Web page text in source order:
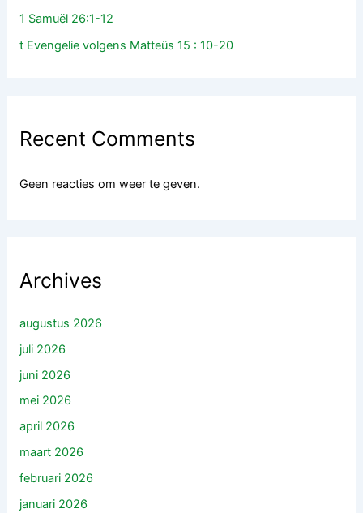
1 Samuël 26:1-12
t Evengelie volgens Matteüs 15 : 10-20
Recent Comments
Geen reacties om weer te geven.
Archives
augustus 2026
juli 2026
juni 2026
mei 2026
april 2026
maart 2026
februari 2026
januari 2026